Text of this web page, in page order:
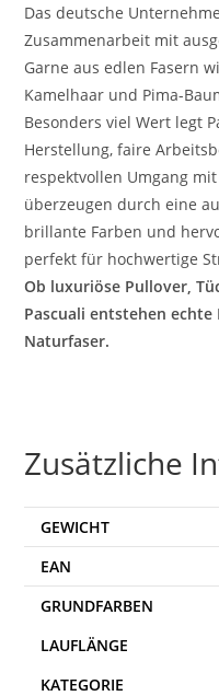
Das deutsche
Zusammenarbeit mit
Garne aus edlen Fasern
Kamelhaar und Pima-
Besonders viel Wert legt
Herstellung, faire
respektvollen Umgang
überzeugen durch eine
brillante Farben und
perfekt für hochwertige
Ob luxuriöse Pullover,
Pascuali entstehen
Naturfaser.
Zusätzliche
GEWICHT
EAN